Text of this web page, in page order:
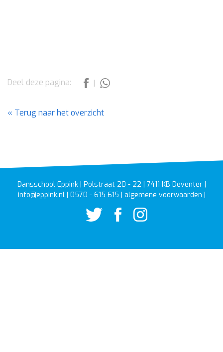
Deel deze pagina: |
Terug naar het overzicht
Dansschool Eppink| Polstraat 20 - 22 | 7411 KB Deventer|
info@eppink.nl| 0570 - 615 615 | algemene voorwaarden |